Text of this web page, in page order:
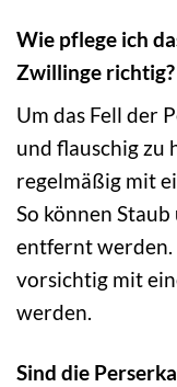
Wie pflege ich
Zwillinge richtig?
Um das Fell der
und flauschig zu
regelmäßig mit
So können
entfernt werden.
vorsichtig mit
werden.
Sind die